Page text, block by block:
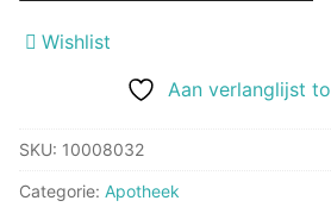
50 Wishlist
Aan verlanglijst
SKU: 10008032
Categorie: Apotheek